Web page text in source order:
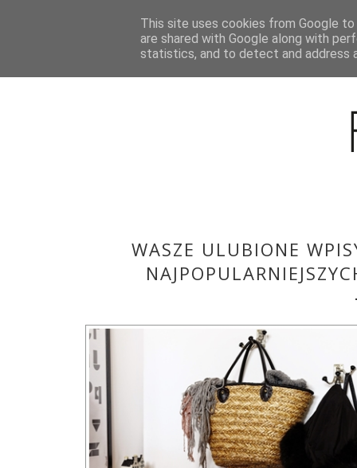
BLOG
WASZE ULUBIONE
This site uses cookies from Google
are shared with Google along with
statistics, and to detect and address